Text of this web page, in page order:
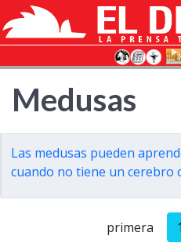
Medusas
Las medusas pueden
cuando no tiene un cerebro
primera 1